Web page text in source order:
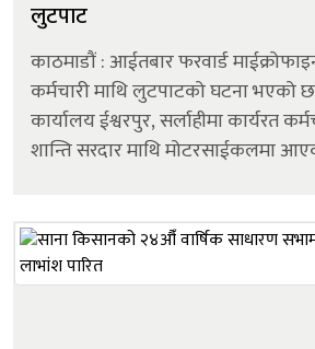
लुटपाट
काठमाडौं : आईतबार फरवार्ड
कर्मचारी माथि लुटपाटको घटना भएको
कार्यालय ईश्वरपुर, सर्लाहीमा कार्यरत
शान्ति सरदार माथि मोटरसाईकलमा